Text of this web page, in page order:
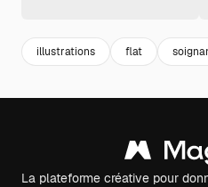
illustrations flat
La plateforme créative pour